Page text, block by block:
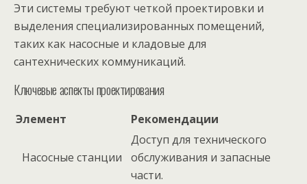
Эти системы требуют четкой проектировки и
выделения специализированных помещений,
таких как насосные и кладовые для
сантехнических коммуникаций.
Ключевые аспекты проектирования
Элемент Рекомендации
Насосные станции
Доступ для технического
обслуживания и запасные
части.